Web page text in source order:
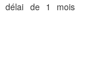
délai de 1 mois